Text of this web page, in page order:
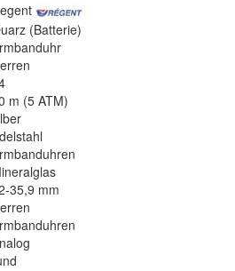
(Batterie)
m (5 ATM)
35,9 mm